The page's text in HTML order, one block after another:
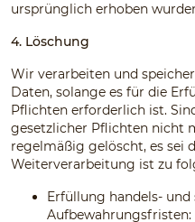
ursprünglich erhoben
4. Löschung
Wir verarbeiten und
Daten, solange es für die
Pflichten erforderlich ist.
gesetzlicher Pflichten nicht
regelmäßig gelöscht, es sei
Weiterverarbeitung ist zu
Erfüllung handels-
Aufbewahrungsfristen: